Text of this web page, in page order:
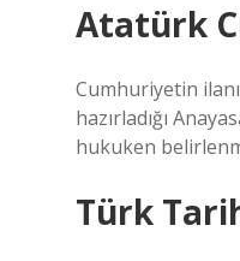
Atatürk
Cumhuriyetin
hazırladığı
hukuken
Türk